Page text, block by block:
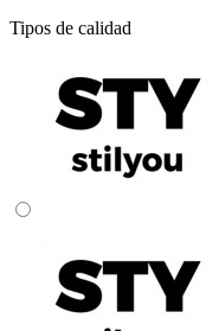
Tipos de calidad